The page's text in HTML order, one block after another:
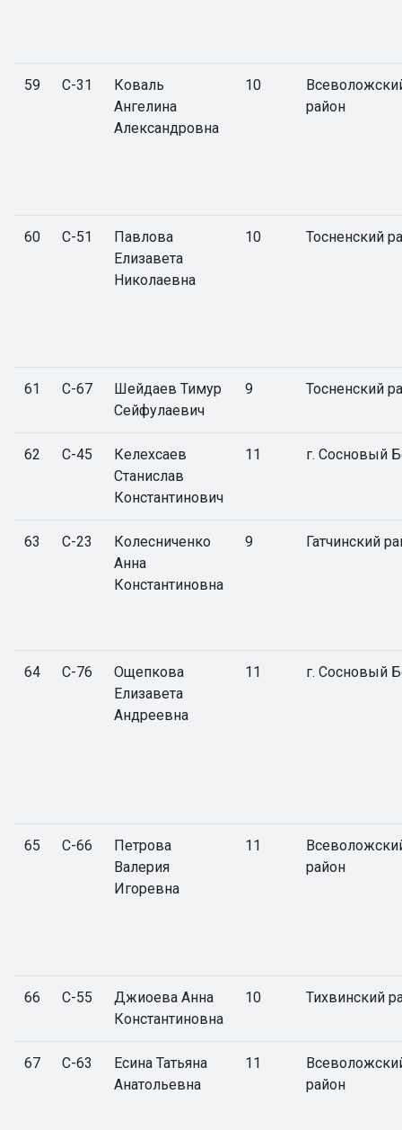
59 С-31
Коваль
Ангелина
Александровна
10
район
60 С-51
Павлова
Елизавета
Николаевна
10 Тосненский
61 С-67
Шейдаев Тимур
Сейфулаевич
9 Тосненский
62 С-45
Келехсаев
Станислав
Константинович
11 г. Сосновый
63 С-23
Колесниченко
Анна
Константиновна
9 Гатчинский
64 С-76
Ощепкова
Елизавета
Андреевна
11 г. Сосновый
65 С-66
Петрова
Валерия
Игоревна
11
район
66 С-55
Джиоева Анна
Константиновна
10 Тихвинский
67 С-63
Есина Татьяна
Анатольевна
11
район